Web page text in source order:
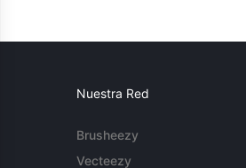
Nuestra Red
Brusheezy
Vecteezy